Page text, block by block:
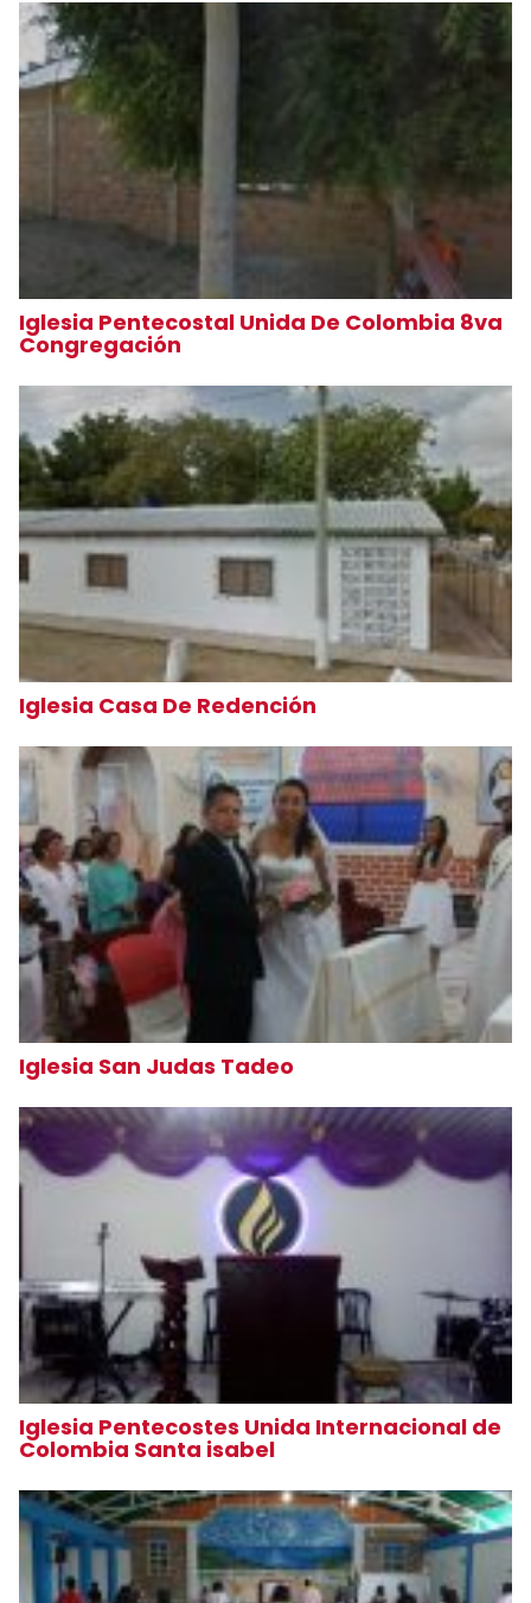
Iglesia Pentecostal Unida De Colombia 8va
Congregación
Iglesia Casa De Redención
Iglesia San Judas Tadeo
Iglesia Pentecostes Unida Internacional de
Colombia Santa isabel